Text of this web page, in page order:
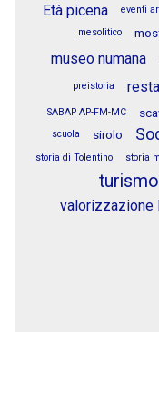
Età picena eventi
mesolitico
museo numana
preistoria
SABAP AP-FM-MC
scuola
sirolo
storia di Tolentino
storia
valorizzazione